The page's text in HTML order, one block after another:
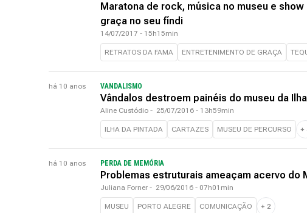
Maratona de rock, música no museu e
graça no seu fíndi
14/07/2017 - 15h15min
RETRATOS DA FAMA ENTRETENIMENTO DE GRAÇA
há 10 anos VANDALISMO
Vândalos destroem painéis do museu da
Aline Custódio - 25/07/2016 - 13h59min
ILHA DA PINTADA CARTAZES MUSEU DE PERCURSO +
há 10 anos PERDA DE MEMÓRIA
Problemas estruturais ameaçam acervo do
Juliana Forner - 29/06/2016 - 07h01min
MUSEU PORTO ALEGRE COMUNICAÇÃO + 2